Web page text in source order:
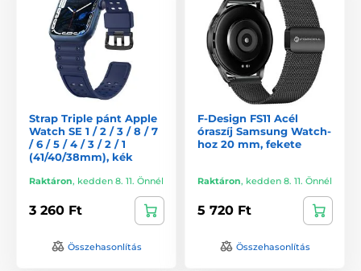
Strap Triple pánt Apple
Watch SE 1 / 2 / 3 / 8 / 7
/ 6 / 5 / 4 / 3 / 2 / 1
(41/40/38mm), kék
Raktáron, kedden 8. 11. Önnél
3 260 Ft
Összehasonlítás
F-Design FS11 Acél
óraszíj Samsung Watch-
hoz 20 mm, fekete
Raktáron, kedden 8. 11. Önnél
5 720 Ft
Összehasonlítás